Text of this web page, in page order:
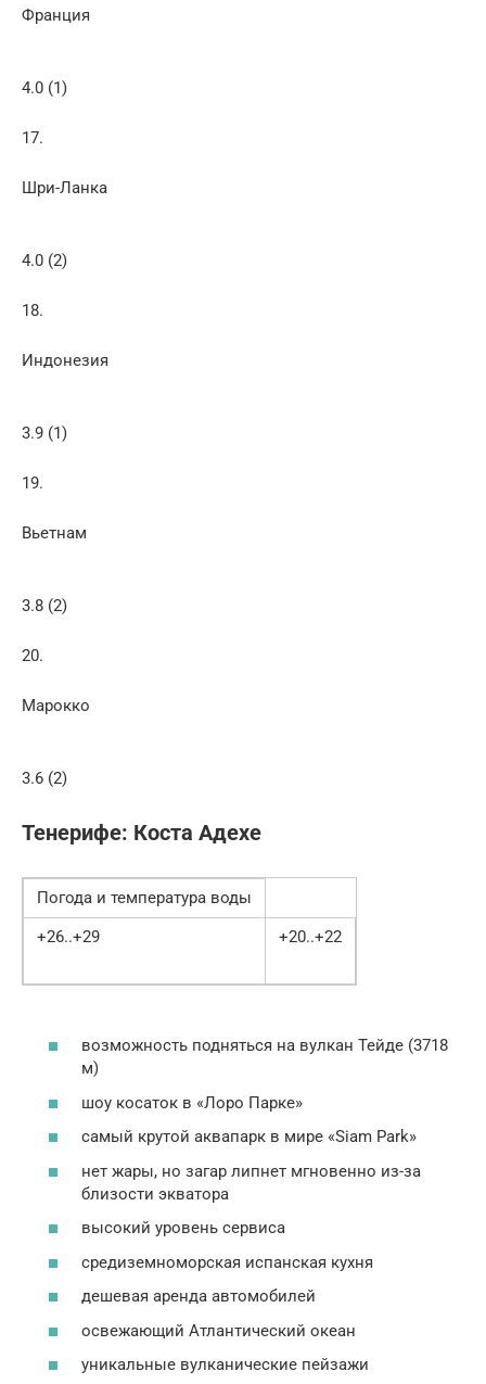
Франция
4.0 (1)
17.
Шри-Ланка
4.0 (2)
18.
Индонезия
3.9 (1)
19.
Вьетнам
3.8 (2)
20.
Марокко
3.6 (2)
Тенерифе: Коста Адехе
Погода и температура воды
+26..+29
+20..+22
возможность подняться на вулкан Тейде (3718
м)
шоу косаток в «Лоро Парке»
самый крутой аквапарк в мире «Siam Park»
нет жары, но загар липнет мгновенно из-за
близости экватора
высокий уровень сервиса
средиземноморская испанская кухня
дешевая аренда автомобилей
освежающий Атлантический океан
уникальные вулканические пейзажи